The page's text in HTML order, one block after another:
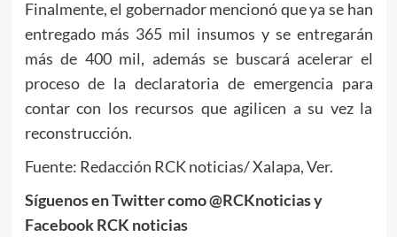
Finalmente, el gobernador mencionó que ya se han
entregado más 365 mil insumos y se entregarán
más de 400 mil, además se buscará acelerar el
proceso de la declaratoria de emergencia para
contar con los recursos que agilicen a su vez la
reconstrucción.
Fuente: Redacción RCK noticias/ Xalapa, Ver.
Síguenos en Twitter como @RCKnoticias y
Facebook RCK noticias